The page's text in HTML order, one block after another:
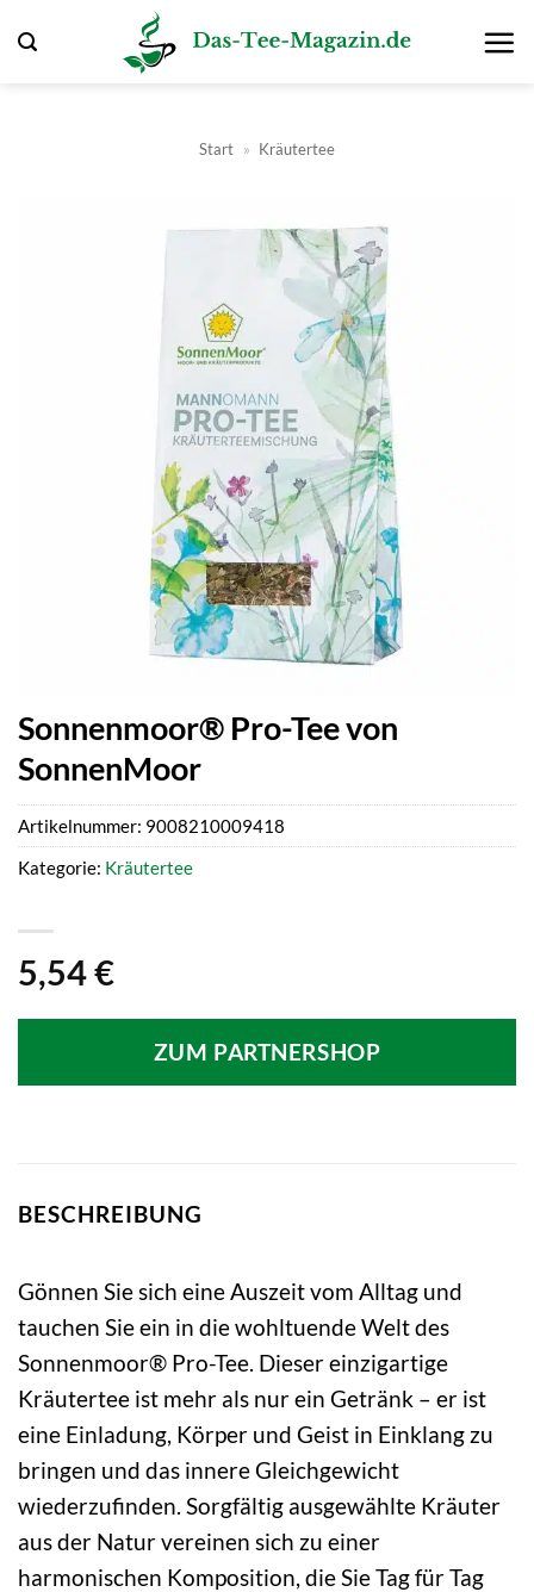
Inhalt
Start » Kräutertee
Sonnenmoor® Pro-Tee von
SonnenMoor
5,54€
ZUM PARTNERSHOP
Artikelnummer: 9008210009418
Kategorie: Kräutertee
BESCHREIBUNG
Gönnen Sie sich eine Auszeit vom Alltag und
tauchen Sie ein in die wohltuende Welt des
Sonnenmoor® Pro-Tee. Dieser einzigartige
Kräutertee ist mehr als nur ein Getränk – er ist
eine Einladung, Körper und Geist in Einklang zu
bringen und das innere Gleichgewicht
wiederzufinden. Sorgfältig ausgewählte Kräuter
aus der Natur vereinen sich zu einer
harmonischen Komposition, die Sie Tag für Tag